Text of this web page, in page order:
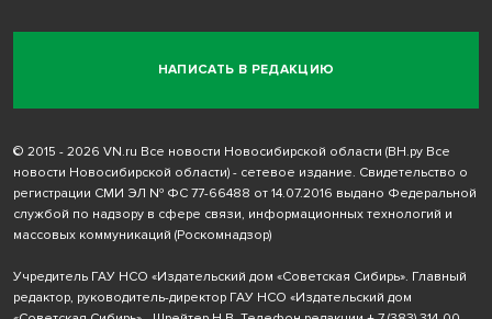
НАПИСАТЬ В РЕДАКЦИЮ
© 2015 - 2026 VN.ru Все новости Новосибирской области (ВН.ру Все
новости Новосибирской области) - сетевое издание. Свидетельство о
регистрации СМИ ЭЛ № ФС 77-66488 от 14.07.2016 выдано Федеральной
службой по надзору в сфере связи, информационных технологий и
массовых коммуникаций (Роскомнадзор)
Учредитель ГАУ НСО «Издательский дом «Советская Сибирь». Главный
редактор, руководитель-директор ГАУ НСО «Издательский дом